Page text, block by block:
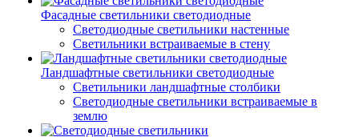
Фасадные светильники светодиодные
Светодиодные светильники настенные
Светильники встраиваемые в стену
Ландшафтные светильники светодиодные
Светильники ландшафтные столбики
Светодиодные светильники встраиваемые в
землю